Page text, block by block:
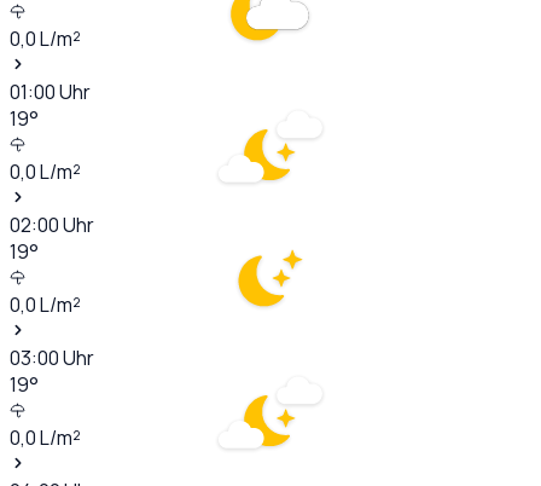
0,0L/m²
01:00Uhr
19°
0,0L/m²
02:00Uhr
19°
0,0L/m²
03:00Uhr
19°
0,0L/m²